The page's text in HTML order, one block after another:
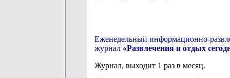
Еженедельный информационно-
журнал «Развлечения и отдых
Журнал, выходит 1 раз в месяц.